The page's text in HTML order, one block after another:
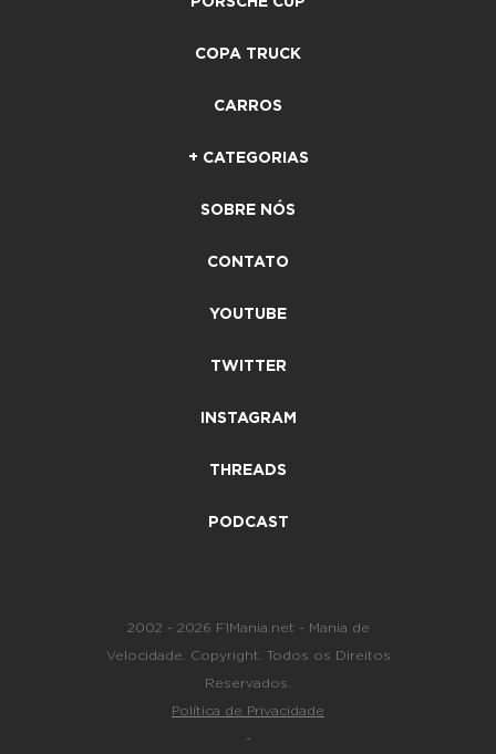
COPA TRUCK
CARROS
+ CATEGORIAS
SOBRE NÓS
CONTATO
YOUTUBE
TWITTER
INSTAGRAM
THREADS
PODCAST
2002 - 2026 F1Mania.net - Mania de
Velocidade. Copyright. Todos os Direitos
Reservados.
Política de Privacidade
-